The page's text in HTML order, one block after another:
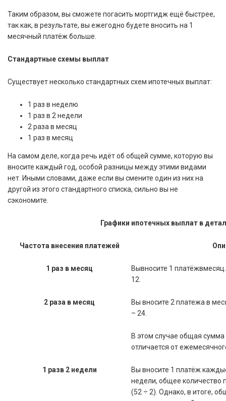
Таким образом, вы сможете погасить мортгидж ещё быстрее,
так как, в результате, вы ежегодно будете вносить на 1
месячный платёж больше.
Стандартные схемы выплат
Существует несколько стандартных схем ипотечных выплат:
1 раз в неделю
1 раз в 2 недели
2 раза в месяц
1 раз в месяц
На самом деле, когда речь идёт об общей сумме, которую вы
вносите каждый год, особой разницы между этими видами
нет. Иными словами, даже если вы смените один из них на
другой из этого стандартного списка, сильно вы не
сэкономите.
Графики ипотечных выплат в
Частота внесения платежей
1 раз в месяц
Вывносите 1
12.
2 раза в месяц
Вы вносите 2 платежа в
– 24.
В этом случае общая
отличается от
1 разв2 недели
Вы вносите 1 платёж
недели, общее количество
(52 ÷ 2). Однако, в итоге,